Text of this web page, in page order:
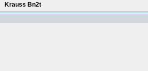
Krauss Bn2t